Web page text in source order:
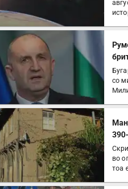
со
во
тоа